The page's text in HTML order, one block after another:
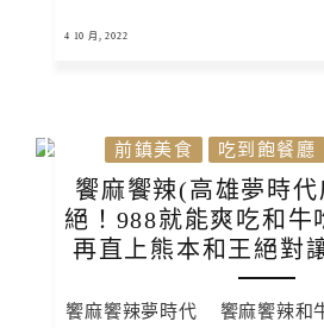
4 10 月, 2022
前鎮美食 吃到飽餐廳
饗麻饗辣(高雄夢時
絕！988就能爽吃和牛
再直上熊本和王絕對
饗麻饗辣夢時代 饗麻饗辣